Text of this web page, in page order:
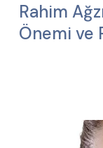
Rahim
Önemi ve